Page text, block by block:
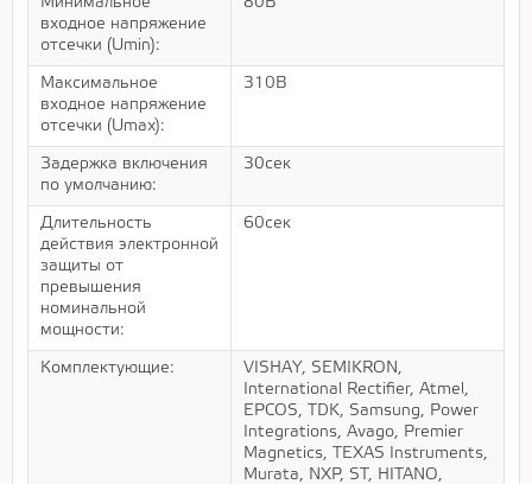
входное напряжение
отсечки (Umin):
Максимальное
входное напряжение
отсечки (Umax):
310В
Задержка включения
по умолчанию:
30сек
Длительность
действия электронной
защиты от
превышения
номинальной
мощности:
60сек
Комплектующие:
VISHAY, SEMIKRON,
International Rectifier, Atmel,
EPCOS, TDK, Samsung, Power
Integrations, Avago, Premier
Magnetics, TEXAS Instruments,
Murata, NXP, ST, HITANO,